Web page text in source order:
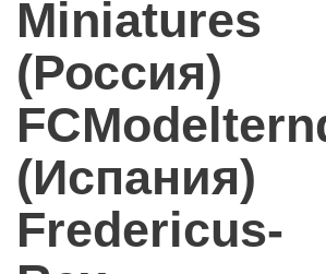
Miniatures
(Россия)
(Испания)
Fredericus-